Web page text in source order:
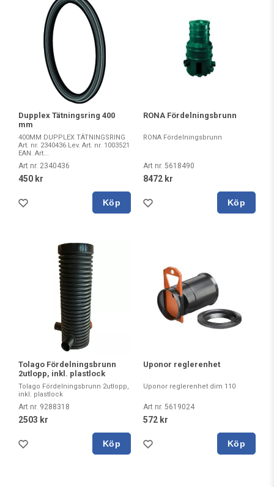
Dupplex Tätningsring 400
mm
400MM DUPPLEX TÄTNINGSRING
Art. nr. 2340436 Lev. Art. nr. 1003521
EAN. Art...
Art nr. 2340436
450 kr
Köp
RONA Fördelningsbrunn
RONA Fördelningsbrunn
Art nr. 5618490
8472 kr
Köp
Tolago Fördelningsbrunn
2utlopp, inkl. plastlock
Tolago Fördelningsbrunn 2utlopp,
inkl. plastlock
Art nr. 9288318
2503 kr
Köp
Uponor reglerenhet
Uponor reglerenhet dim 110
Art nr. 5619024
572 kr
Köp